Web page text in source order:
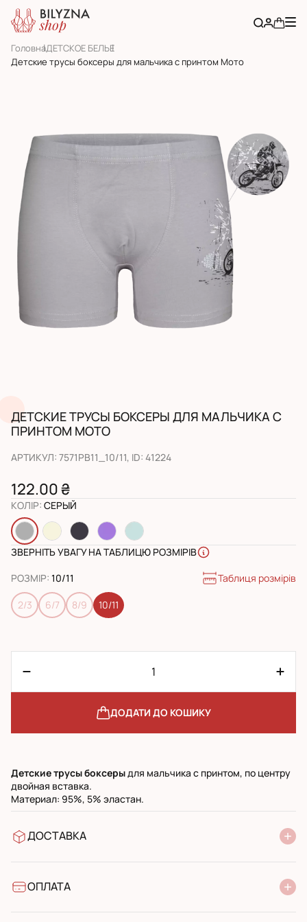
ГоловнаДЕТСКОЕ БЕЛЬЕ
Детские трусы боксеры для мальчика с принтом Мото
ДЕТСКИЕ ТРУСЫ БОКСЕРЫ ДЛЯ МАЛЬЧИКА С
ПРИНТОМ МОТО
АРТИКУЛ: 7571PB11_10/11, ID: 41224
122.00 ₴
КОЛІР: СЕРЫЙ
ЗВЕРНІТЬ УВАГУ НА ТАБЛИЦЮ РОЗМІРІВ
РОЗМІР: 10/11 Таблиця розмірів
2/3 6/7 8/9 10/11
ДОДАТИ ДО КОШИКУ
Детские трусы боксерыдля мальчика с принтом, по центру
двойная вставка.
Материал: 95%, 5% эластан.
ДОСТАВКА
УкрПошта стандарт
ОПЛАТА
Банківський переказ